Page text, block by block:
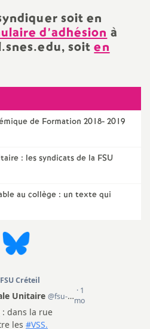
soit en
d’adhésionà
soiten
de Formation 2018- 2019
: les syndicats de la FSU
au collège : un texte qui